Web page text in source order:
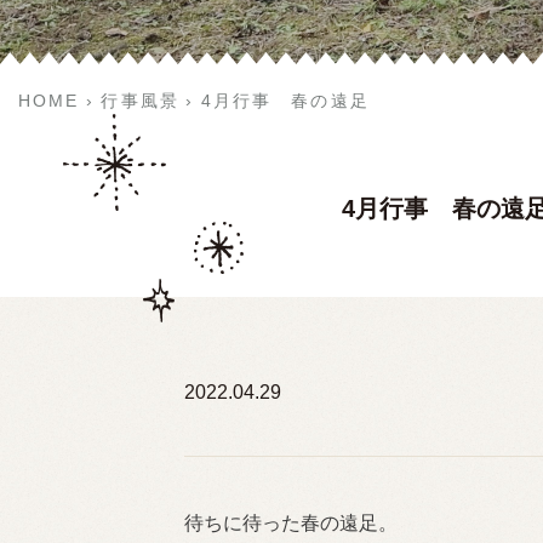
HOME 行事風景 4月行事 春の遠足
4月行事 春の遠
2022.04.29
待ちに待った春の遠足。